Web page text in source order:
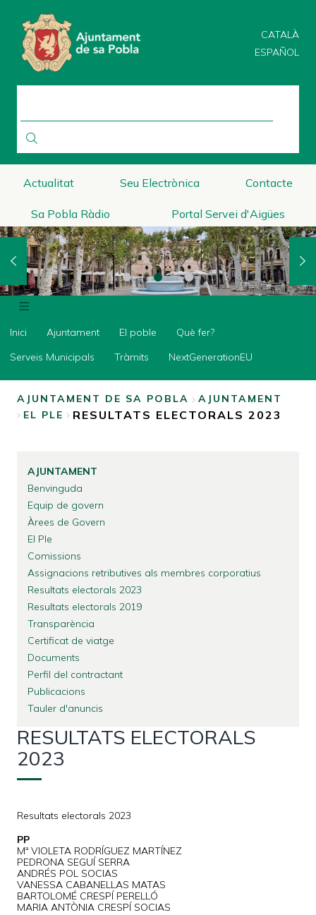
CATALÀ
ESPAÑOL
Actualitat Seu Electrònica Contacte
Sa Pobla Ràdio Portal Servei d'Aigües
Inici
Ajuntament
El
Què
Tràmits
NextGenerationEU
Inici Ajuntament El poble
Què fer?
Serveis Municipals
Tràmits NextGenerationEU
BREADCRUMB
AJUNTAMENT DE SA POBLA
AJUNTAMENT
EL PLE
RESULTATS ELECTORALS 2023
AJUNTAMENT
Benvinguda
Equip de govern
Àrees de Govern
El Ple
Comissions
Assignacions retributives als membres corporatius
Resultats electorals 2023
Resultats electorals 2019
Transparència
Certificat de viatge
Documents
Perfil del contractant
Publicacions
Tauler d'anuncis
RESULTATS ELECTORALS
2023
Resultats electorals 2023
PP
Mª VIOLETA RODRÍGUEZ MARTÍNEZ
PEDRONA SEGUÍ SERRA
ANDRÉS POL SOCIAS
VANESSA CABANELLAS MATAS
BARTOLOMÉ CRESPÍ PERELLÓ
MARIA ANTÒNIA CRESPÍ SOCIAS